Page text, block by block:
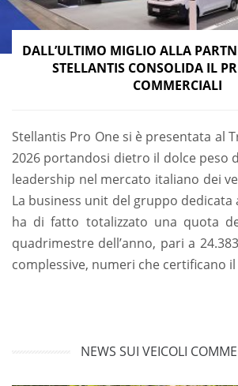
DALL’ULTIMO MIGLIO ALLA
STELLANTIS CONSOLIDA IL
COMMERCIALI
Stellantis Pro One si è presentata al
2026 portandosi dietro il dolce peso
leadership nel mercato italiano dei
La business unit del gruppo dedicata
ha di fatto totalizzato una quota
quadrimestre dell’anno, pari a
complessive, numeri che certificano
NEWS SUI VEICOLI